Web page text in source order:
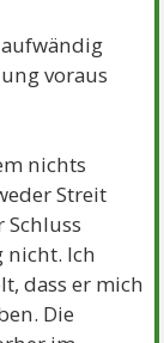
voraus
nichts
Streit
Schluss
nicht. Ich
dass er mich
Die